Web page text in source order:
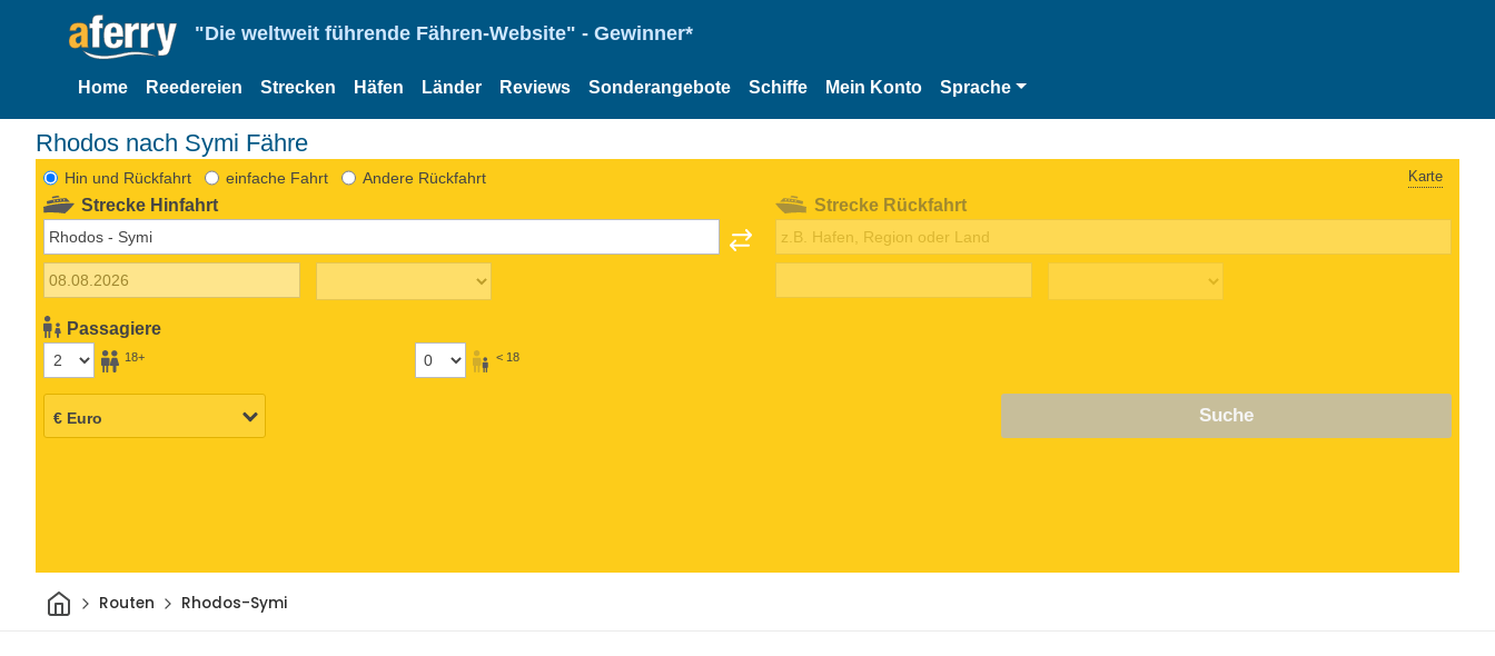
"Die weltweit führende Fähren-Website" - Gewinner*
Home Reedereien Strecken Häfen Länder Reviews Sonderangebote Schiffe Mein Konto Sprache
Rhodos nach Symi Fähre
Hin und Rückfahrt einfache Fahrt Andere Rückfahrt Karte
Strecke Hinfahrt
Passagiere
18+ < 18
Strecke Rückfahrt
Suche
HeimRouten Rhodos-Symi